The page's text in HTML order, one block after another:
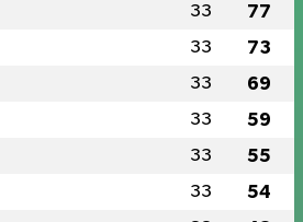
33 77
33 73
33 69
33 59
33 55
33 54